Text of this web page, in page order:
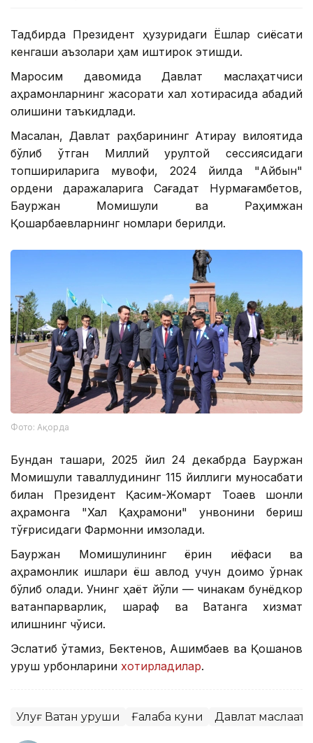
Тадбирда Президент ҳузуридаги Ёшлар сиёсати
кенгаши аъзолари ҳам иштирок этишди.
Маросим давомида Давлат маслаҳатчиси
қаҳрамонларнинг жасорати халқ хотирасида абадий
қолишини таъкидлади.
Масалан, Давлат раҳбарининг Атирау вилоятида
бўлиб ўтган Миллий қурултой сессиясидаги
топшириқларига мувофиқ, 2024 йилда "Айбын"
ордени даражаларига Сағадат Нурмағамбетов,
Бауржан Момишули ва Раҳимжан
Қошқарбаевларнинг номлари берилди.
Фото: Ақорда
Бундан ташқари, 2025 йил 24 декабрда Бауржан
Момишули таваллудининг 115 йиллиги муносабати
билан Президент Қасим-Жомарт Тоқаев шонли
қаҳрамонга "Халқ Қаҳрамони" унвонини бериш
тўғрисидаги Фармонни имзолади.
Бауржан Момишулининг ёрқин қиёфаси ва
қаҳрамонлик ишлари ёш авлод учун доимо ўрнак
бўлиб қолади. Унинг ҳаёт йўли — чинакам бунёдкор
ватанпарварлик, шараф ва Ватанга хизмат
қилишнинг чўққиси.
Эслатиб ўтамиз, Бектенов, Ашимбаев ва Қошанов
уруш қурбонларини хотирладилар.
Улуғ Ватан уруши Ғалаба куни Давлат